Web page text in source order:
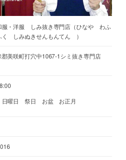
・洋服 しみ抜き専門店（ひなや わふ
しみぬきせんもんてん ）
郡美咲町打穴中1067-1シミ抜き専門店
日曜日 祭日 お盆 お正月